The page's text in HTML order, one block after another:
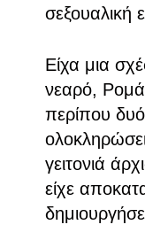
Είχα μια
νεαρό,
περίπου
γειτονιά
είχε